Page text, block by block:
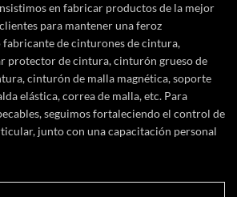
en fabricar productos de la mejor
para mantener una feroz
de cinturones de cintura,
protector de cintura, cinturón grueso de
cinturón de malla magnética, soporte
elástica, correa de malla, etc. Para
seguimos fortaleciendo el control de
junto con una capacitación personal